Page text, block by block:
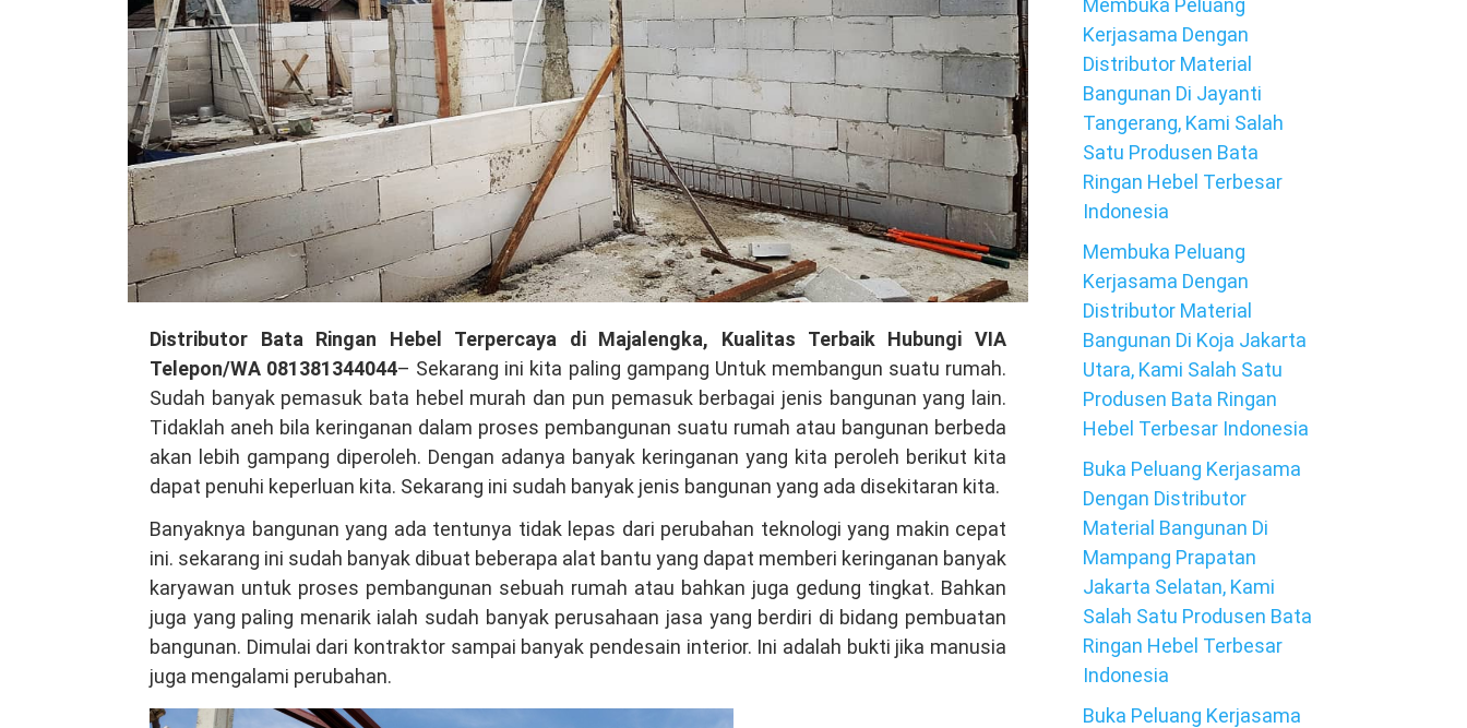
Distributor
Bata
Ringan
Hebel
Terpercaya
di
Majalengka,
Berkualitas
Tinggi
Hubungi
VIA
Telepon/WA
081381344044
Distributor Bata Ringan Hebel Terpercaya di Majalengka, Kualitas Terbaik Hubungi VIA
Telepon/WA 081381344044– Sekarang ini kita paling gampang Untuk membangun suatu rumah.
Sudah banyak pemasuk bata hebel murah dan pun pemasuk berbagai jenis bangunan yang lain.
Tidaklah aneh bila keringanan dalam proses pembangunan suatu rumah atau bangunan berbeda
akan lebih gampang diperoleh. Dengan adanya banyak keringanan yang kita peroleh berikut kita
dapat penuhi keperluan kita. Sekarang ini sudah banyak jenis bangunan yang ada disekitaran kita.
Banyaknya bangunan yang ada tentunya tidak lepas dari perubahan teknologi yang makin cepat
ini. sekarang ini sudah banyak dibuat beberapa alat bantu yang dapat memberi keringanan banyak
karyawan untuk proses pembangunan sebuah rumah atau bahkan juga gedung tingkat. Bahkan
juga yang paling menarik ialah sudah banyak perusahaan jasa yang berdiri di bidang pembuatan
bangunan. Dimulai dari kontraktor sampai banyak pendesain interior. Ini adalah bukti jika manusia
juga mengalami perubahan.
Membuka Peluang
Kerjasama Dengan
Distributor Material
Bangunan Di Jayanti
Tangerang, Kami Salah
Satu Produsen Bata
Ringan Hebel Terbesar
Indonesia
Membuka Peluang
Kerjasama Dengan
Distributor Material
Bangunan Di Koja Jakarta
Utara, Kami Salah Satu
Produsen Bata Ringan
Hebel Terbesar Indonesia
Buka Peluang Kerjasama
Dengan Distributor
Material Bangunan Di
Mampang Prapatan
Jakarta Selatan, Kami
Salah Satu Produsen Bata
Ringan Hebel Terbesar
Indonesia
Buka Peluang Kerjasama